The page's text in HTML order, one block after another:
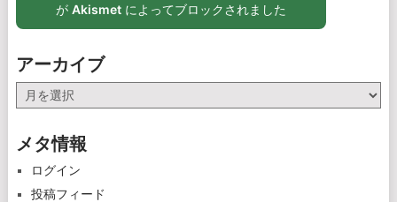
が Akismetによってブロックされました
アーカイブ
ー
イ
メタ情報
ログイン
投稿フィード